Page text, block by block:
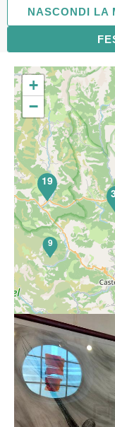
NASCONDI LA
Mathieu vous
minute avant la
9
19
+
−